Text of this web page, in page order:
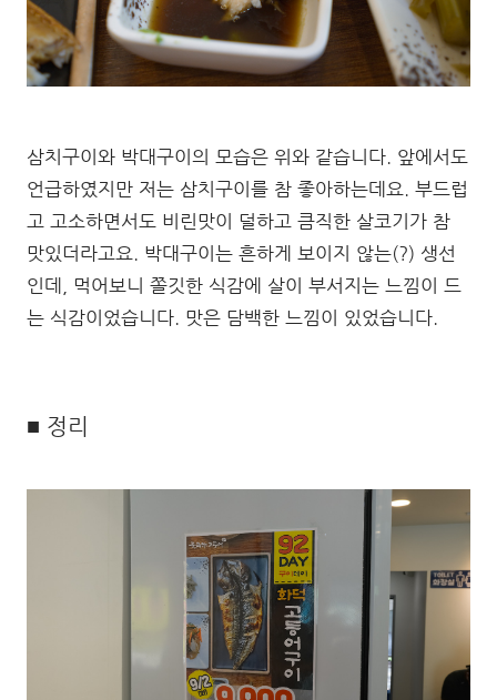
삼치구이와 박대구이의 모습은 위와 같습니다. 앞에서도
언급하였지만 저는 삼치구이를 참 좋아하는데요. 부드럽
고 고소하면서도 비린맛이 덜하고 큼직한 살코기가 참
맛있더라고요. 박대구이는 흔하게 보이지 않는(?) 생선
인데, 먹어보니 쫄깃한 식감에 살이 부서지는 느낌이 드
는 식감이었습니다. 맛은 담백한 느낌이 있었습니다.
■ 정리